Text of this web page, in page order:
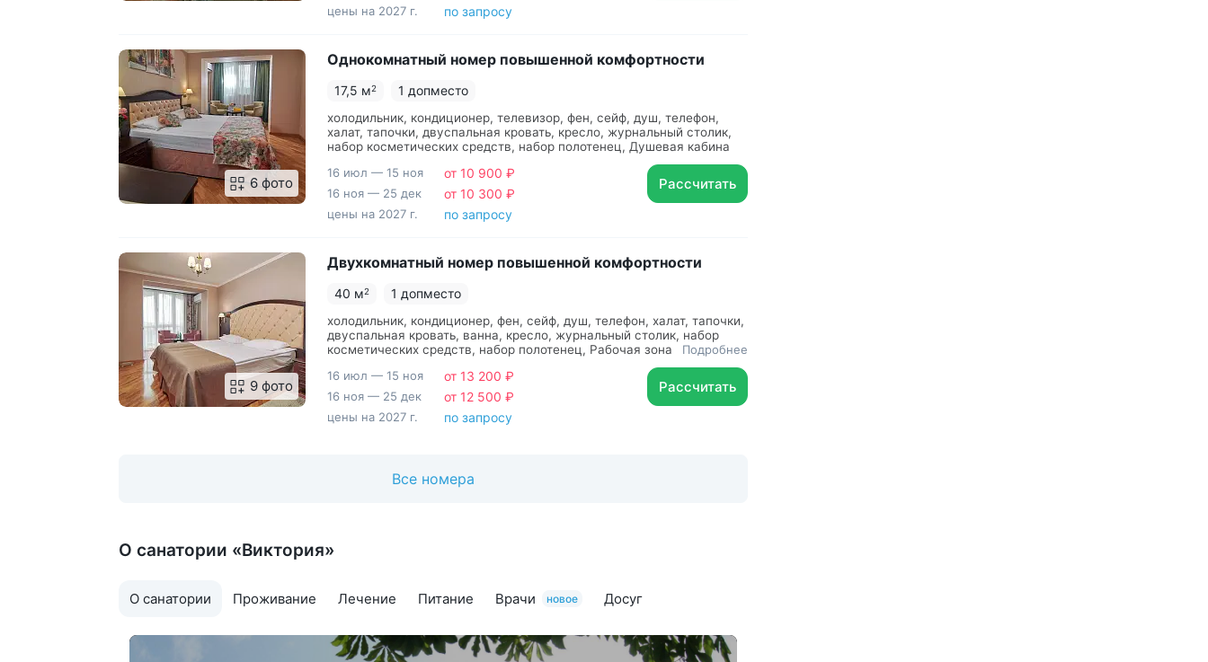
цены на 2027 г. по запросу
6 фото
Однокомнатный номер повышенной комфортности
17,5 м2 1 допместо
холодильник, кондиционер, телевизор, фен, сейф, душ, телефон,
халат, тапочки, двуспальная кровать, кресло, журнальный столик,
набор косметических средств, набор полотенец, Душевая кабина
16 июл — 15 ноя
от 10 900 ₽
16 ноя — 25 дек от 10 300 ₽
цены на 2027 г. по запросу
Рассчитать
9 фото
Двухкомнатный номер повышенной комфортности
40 м2 1 допместо
холодильник, кондиционер, фен, сейф, душ, телефон, халат, тапочки,
двуспальная кровать, ванна, кресло, журнальный столик, набор
косметических средств, набор полотенец, Рабочая зона с Подробнее
16 июл — 15 ноя
от 13 200 ₽
16 ноя — 25 дек от 12 500 ₽
цены на 2027 г. по запросу
Рассчитать
Все номера
О санатории «Виктория»
О санатории Проживание Лечение Питание Врачи новое Досуг